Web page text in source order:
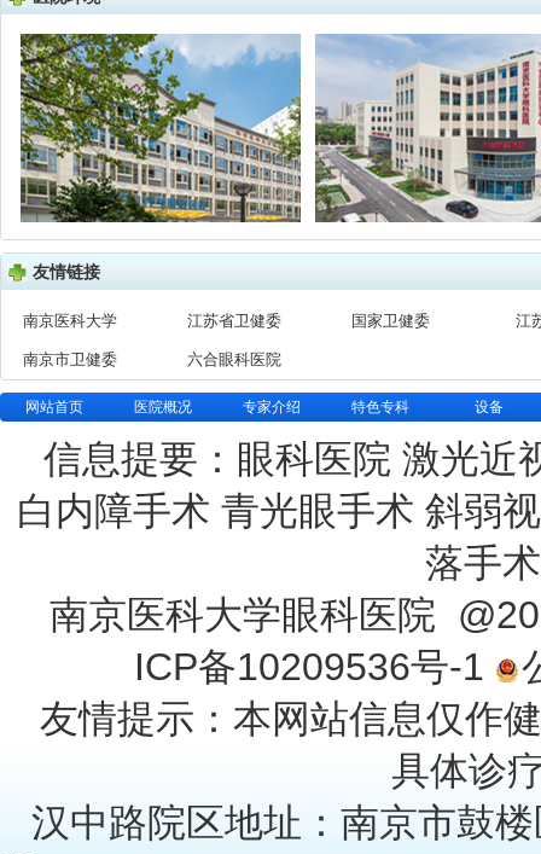
友情链接
南京医科大学 江苏省卫健委 国家卫健委 江
南京市卫健委 六合眼科医院
网站首页 医院概况 专家介绍 特色专科 设备
信息提要：眼科医院 激光近
白内障手术 青光眼手术 斜弱
落手
南京医科大学眼科医院
ICP备10209536号-1
友情提示：本网站信息仅作
具体诊
汉中路院区地址：南京市鼓